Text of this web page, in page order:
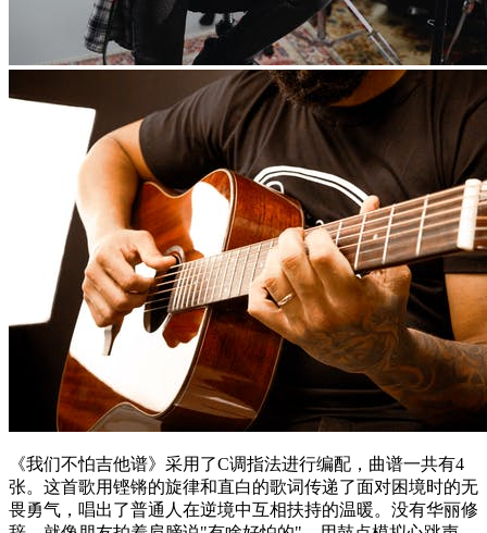
《我们不怕吉他谱》采用了C调指法进行编配，曲谱一共有4
张。这首歌用铿锵的旋律和直白的歌词传递了面对困境时的无
畏勇气，唱出了普通人在逆境中互相扶持的温暖。没有华丽修